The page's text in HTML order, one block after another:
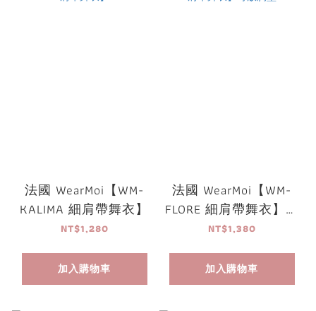
法國 WearMoi【WM-
KALIMA 細肩帶舞衣】
NT$1,280
加入購物車
法國 WearMoi【WM-
FLORE 細肩帶舞衣】可
放胸墊
NT$1,380
加入購物車